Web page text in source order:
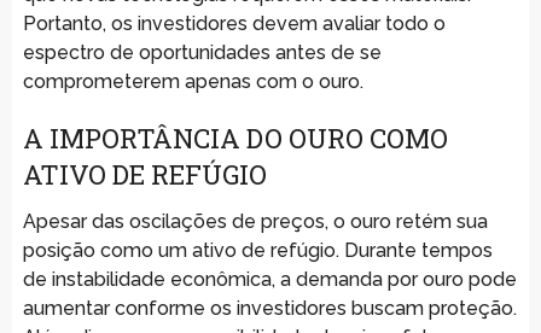
Portanto, os investidores devem avaliar todo o
espectro de oportunidades antes de se
comprometerem apenas com o ouro.
A IMPORTÂNCIA DO OURO COMO
ATIVO DE REFÚGIO
Apesar das oscilações de preços, o ouro retém sua
posição como um ativo de refúgio. Durante tempos
de instabilidade econômica, a demanda por ouro pode
aumentar conforme os investidores buscam proteção.